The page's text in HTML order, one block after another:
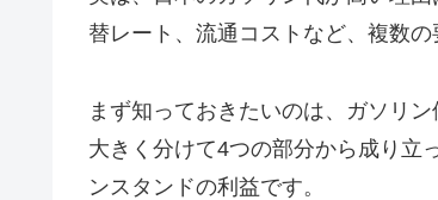
替レート、流通コストなど、複数
まず知っておきたいのは、ガソリ
大きく分けて4つの部分から成り立
ンスタンドの利益です。